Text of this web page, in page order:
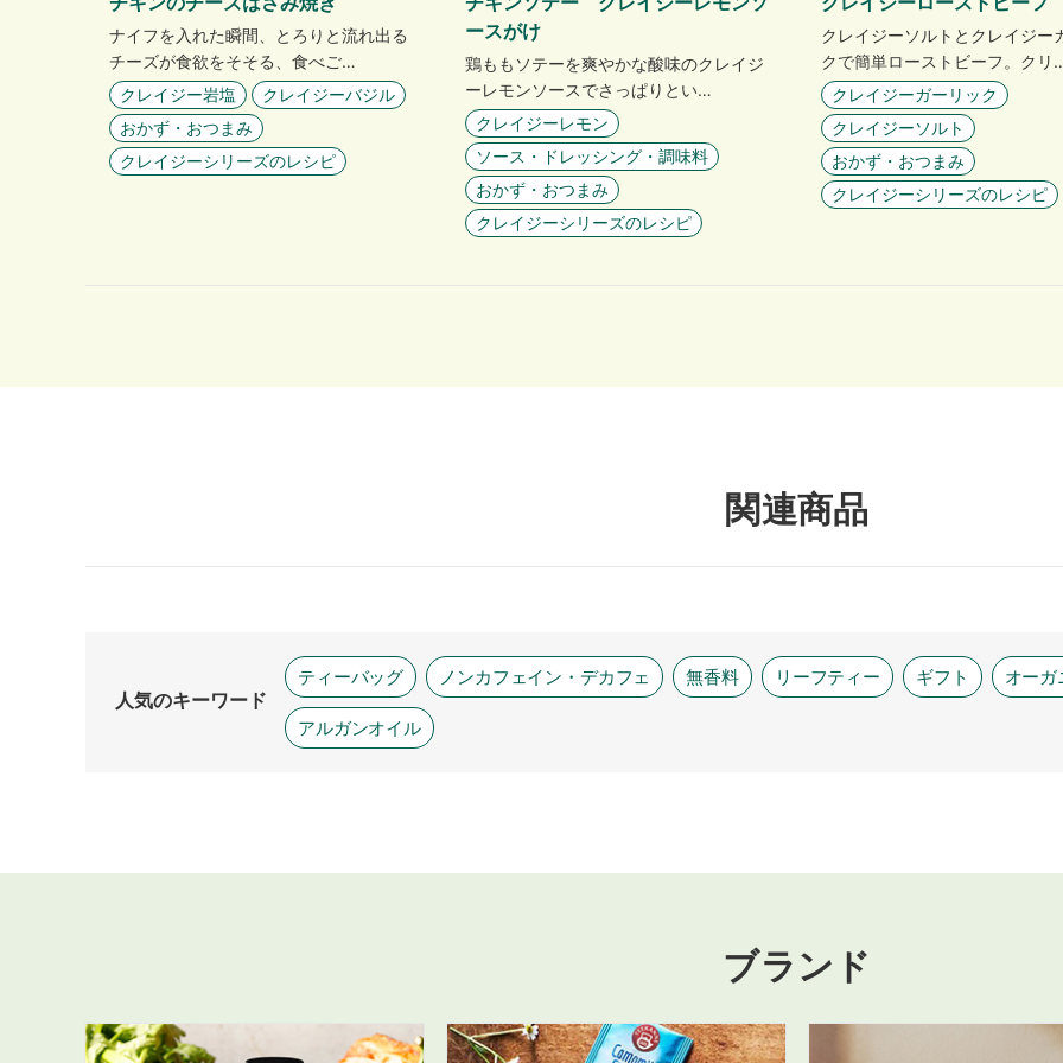
ナイフを入れた瞬間、とろりと流れ出る
チーズが食欲をそそる、食べご…
クレイジー岩塩
クレイジーバジル
おかず・おつまみ
クレイジーシリーズのレシピ
ースがけ
鶏ももソテーを爽やかな酸味のクレイジ
ーレモンソースでさっぱりとい…
クレイジーレモン
ソース・ドレッシング・調味料
おかず・おつまみ
クレイジーシリーズのレシピ
クレイジーソルトとクレイジー
クで簡単ローストビーフ。クリ
クレイジーガーリック
クレイジーソルト
おかず・おつまみ
クレイジーシリーズのレシピ
関連商品
人気のキーワード
ティーバッグ ノンカフェイン・デカフェ 無香料 リーフティー ギフト オーガ
アルガンオイル
ブランド